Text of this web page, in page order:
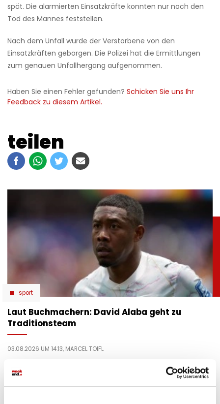
spät. Die alarmierten Einsatzkräfte konnten nur noch den
Tod des Mannes feststellen.
Nach dem Unfall wurde der Verstorbene von den
Einsatzkräften geborgen. Die Polizei hat die Ermittlungen
zum genauen Unfallhergang aufgenommen.
Haben Sie einen Fehler gefunden? Schicken Sie uns Ihr
Feedback zu diesem Artikel.
teilen
sport
Laut Buchmachern: David Alaba geht zu
Traditionsteam
03.08.2026 UM 14:13, MARCEL TOIFL
Wettquoten das Rennen um David Alaba an. Doch wie